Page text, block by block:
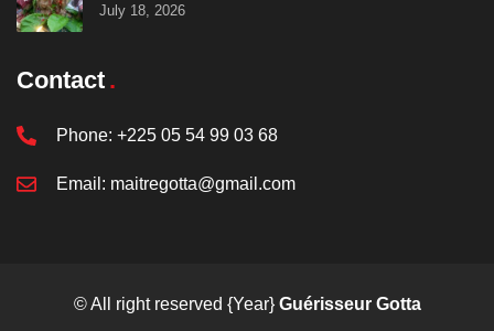
July 18, 2026
Contact
Phone: +225 05 54 99 03 68
Email: maitregotta@gmail.com
© All right reserved {Year} Guérisseur Gotta